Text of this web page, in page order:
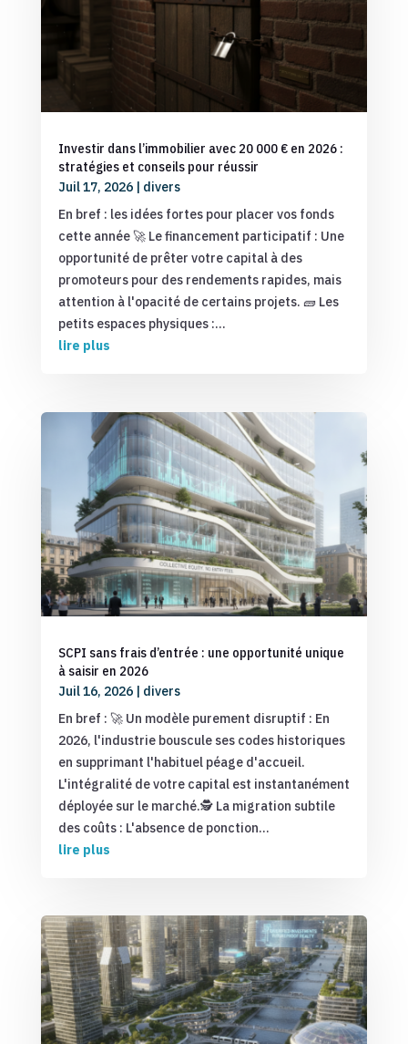
Investir dans l’immobilier avec 20 000 € en 2026 :
stratégies et conseils pour réussir
Juil 17, 2026| divers
En bref : les idées fortes pour placer vos fonds
cette année 🚀 Le financement participatif : Une
opportunité de prêter votre capital à des
promoteurs pour des rendements rapides, mais
attention à l'opacité de certains projets. 🧱 Les
petits espaces physiques :...
lire plus
SCPI sans frais d’entrée : une opportunité unique
à saisir en 2026
Juil 16, 2026| divers
En bref : 🚀 Un modèle purement disruptif : En
2026, l'industrie bouscule ses codes historiques
en supprimant l'habituel péage d'accueil.
L'intégralité de votre capital est instantanément
déployée sur le marché.🕵️ La migration subtile
des coûts : L'absence de ponction...
lire plus